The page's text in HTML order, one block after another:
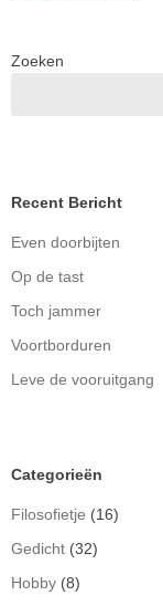
Zoeken
Recent Bericht
Even doorbijten
Op de tast
Toch jammer
Voortborduren
Leve de vooruitgang
Categorieën
Filosofietje (16)
Gedicht (32)
Hobby (8)